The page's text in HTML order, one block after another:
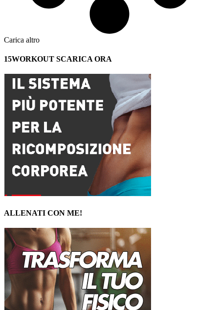
Carica altro
15WORKOUT SCARICA ORA
ALLENATI CON ME!